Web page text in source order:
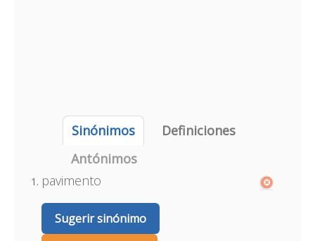
Sinónimos
Definiciones
Antónimos
pavimento
Sugerir sinónimo